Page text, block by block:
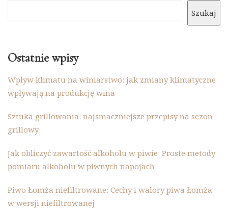
Szukaj
Ostatnie wpisy
Wpływ klimatu na winiarstwo: jak zmiany klimatyczne
wpływają na produkcję wina
Sztuka grillowania: najsmaczniejsze przepisy na sezon
grillowy
Jak obliczyć zawartość alkoholu w piwie: Proste metody
pomiaru alkoholu w piwnych napojach
Piwo Łomża niefiltrowane: Cechy i walory piwa Łomża
w wersji niefiltrowanej